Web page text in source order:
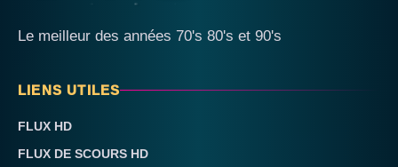
Le meilleur des années 70's 80's et 90's
LIENS UTILES
FLUX HD
FLUX DE SCOURS HD